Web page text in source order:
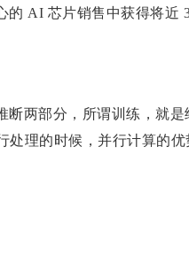
AI 芯片销售中获得将近
两部分，所谓训练，就是
理的时候，并行计算的优